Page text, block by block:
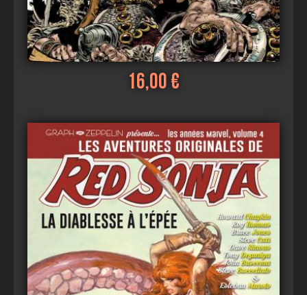
Voir
Ajouter au panier
16,00 €